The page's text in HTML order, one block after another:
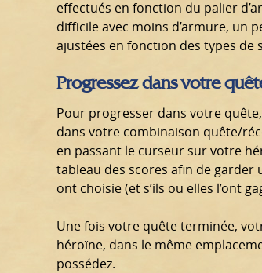
effectués en fonction du palier
difficile avec moins d’armure, un
ajustées en fonction des types
Progressez dans votre
Pour progresser dans votre
dans votre combinaison quête/
en passant le curseur sur votre
tableau des scores afin de
ont choisie (et s’ils ou elles l’ont
Une fois votre quête terminée,
héroïne, dans le même
possédez.